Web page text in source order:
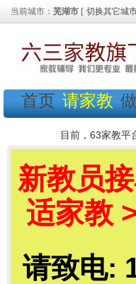
当前城市： 芜湖市 [ 切换其它城
首页 请家教
目前，63家教平
新教员
适家教
请致电: